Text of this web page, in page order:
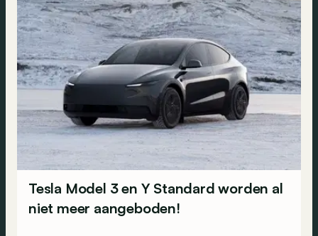
Tesla Model 3 en Y Standard worden al
niet meer aangeboden!